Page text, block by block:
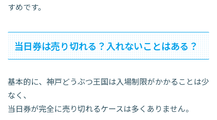
すめです。
当日券は売り切れる？入れないことはある？
基本的に、神戸どうぶつ王国は入場制限がかかることは少
なく、
当日券が完全に売り切れるケースは多くありません。